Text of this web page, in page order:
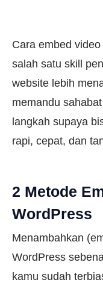
Cara embed
salah satu skill
website lebih
memandu sahabat
langkah supaya
rapi, cepat, dan
2 Metode
WordPress
Menambahkan
WordPress
kamu sudah